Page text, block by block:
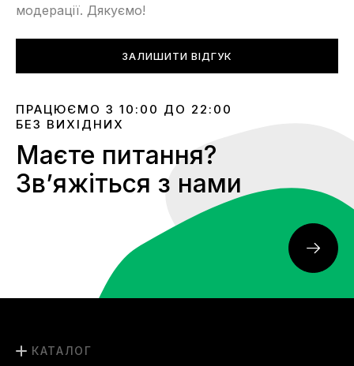
модерації. Дякуємо!
ЗАЛИШИТИ ВІДГУК
ПРАЦЮЄМО З 10:00 ДО 22:00
БЕЗ ВИХІДНИХ
Маєте питання?
Звʼяжіться з нами
КАТАЛОГ